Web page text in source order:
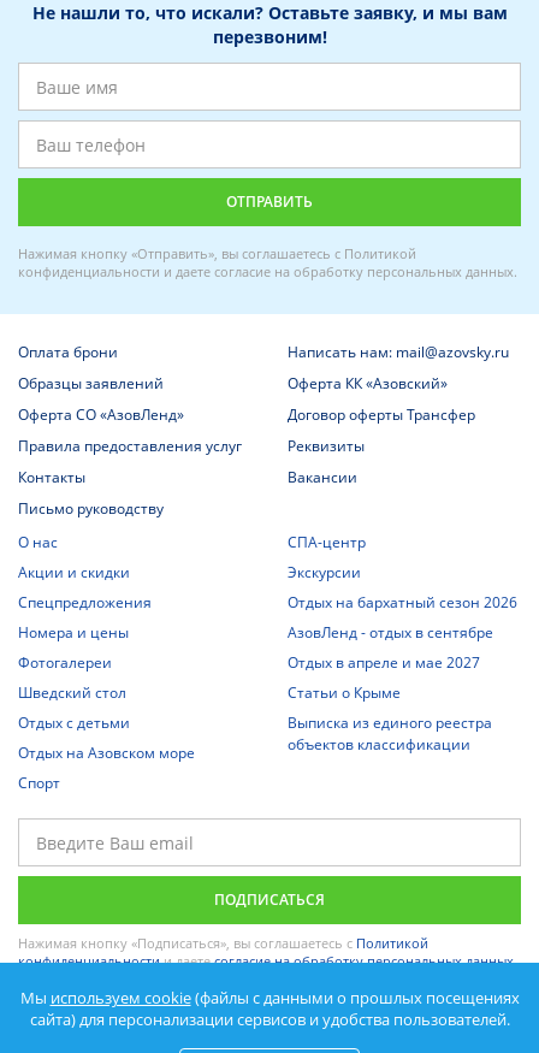
Не нашли то, что искали? Оставьте заявку, и мы вам
перезвоним!
Нажимая кнопку «Отправить», вы соглашаетесь с Политикой
конфиденциальности и даете согласие на обработку персональных данных.
Оплата брони
Написать нам: mail@azovsky.ru
Образцы заявлений
Оферта КК «Азовский»
Оферта СО «АзовЛенд»
Договор оферты Трансфер
Правила предоставления услуг
Реквизиты
Контакты
Вакансии
Письмо руководству
О нас
Акции и скидки
Спецпредложения
Номера и цены
Фотогалереи
Шведский стол
Отдых с детьми
Отдых на Азовском море
Спорт
СПА-центр
Экскурсии
Отдых на бархатный сезон 2026
АзовЛенд - отдых в сентябре
Отдых в апреле и мае 2027
Статьи о Крыме
Выписка из единого реестра
объектов классификации
Нажимая кнопку «Подписаться», вы соглашаетесь с Политикой
конфиденциальностии даетесогласие на обработку персональных данных.
Мы используем cookie(файлы с данными о прошлых посещениях
сайта) для персонализации сервисов и удобства пользователей.